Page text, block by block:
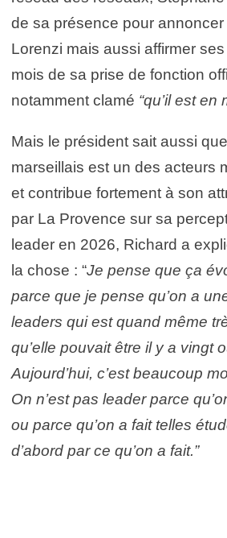
de sa présence pour annoncer
Lorenzi mais aussi affirmer
mois de sa prise de fonction
notamment clamé “qu’il est en
Mais le président sait aussi
marseillais est un des acteurs
et contribue fortement à son
par La Provence sur sa
leader en 2026, Richard a
la chose : “Je pense que ça
parce que je pense qu’on a
leaders qui est quand même
qu’elle pouvait être il y a vingt
Aujourd’hui, c’est beaucoup
On n’est pas leader parce
ou parce qu’on a fait telles
d’abord par ce qu’on a fait.”